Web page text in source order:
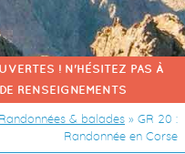
! N'HÉSITEZ PAS À
RENSEIGNEMENTS
Randonnées & balades » GR 20 :
Randonnée en Corse